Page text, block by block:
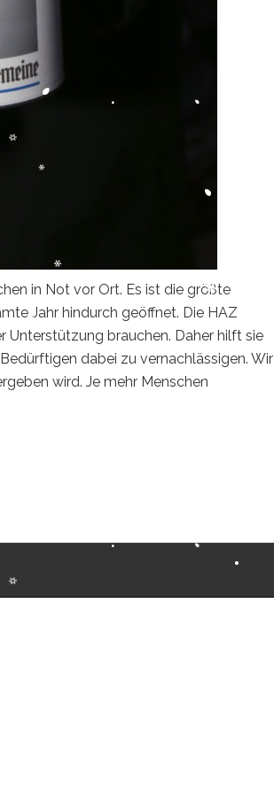
in Not vor Ort. Es ist die größte
Jahr hindurch geöffnet. Die HAZ
Unterstützung brauchen. Daher hilft sie
dabei zu vernachlässigen. Wir
wird. Je mehr Menschen